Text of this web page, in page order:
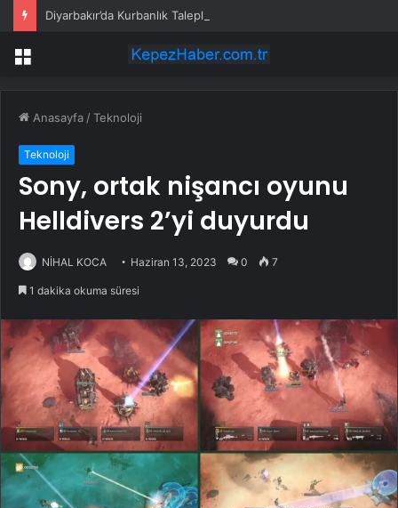
Diyarbakır’da Kurbanlık Talepleri Yükseliyor
Menü
Anasayfa /Teknoloji
Teknoloji
Sony, ortak nişancı oyunu
Helldivers 2’yi duyurdu
NİHAL KOCA Haziran 13, 2023 0 7
1 dakika okuma süresi